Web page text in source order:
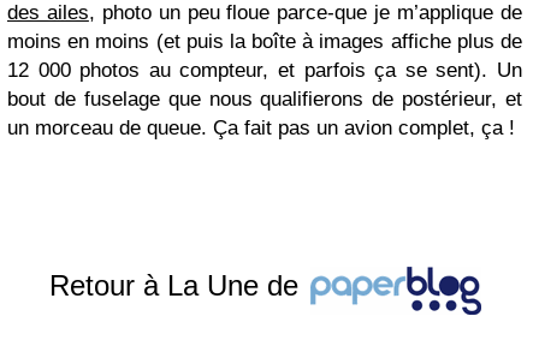
des ailes, photo un peu floue parce-que je m’applique de
moins en moins (et puis la boîte à images affiche plus de
12 000 photos au compteur, et parfois ça se sent). Un
bout de fuselage que nous qualifierons de postérieur, et
un morceau de queue. Ça fait pas un avion complet, ça !
Retour à La Une de